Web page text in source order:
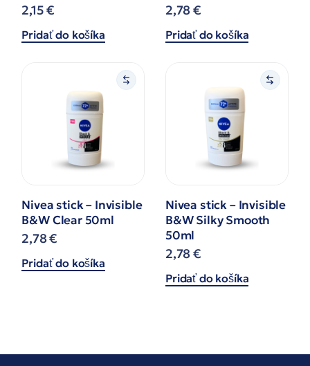
2,15€
Pridať do košíka
2,78€
Pridať do košíka
Nivea stick – Invisible
B&W Clear 50ml
2,78€
Pridať do košíka
Nivea stick – Invisible
B&W Silky Smooth
50ml
2,78€
Pridať do košíka